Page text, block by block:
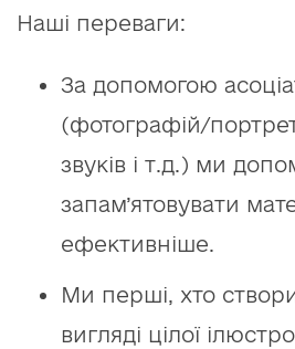
Наші переваги:
За допомогою
(фотографій/
звуків і т.д.) ми
запам’ятовувати
ефективніше.
Ми перші, хто
вигляді цілої